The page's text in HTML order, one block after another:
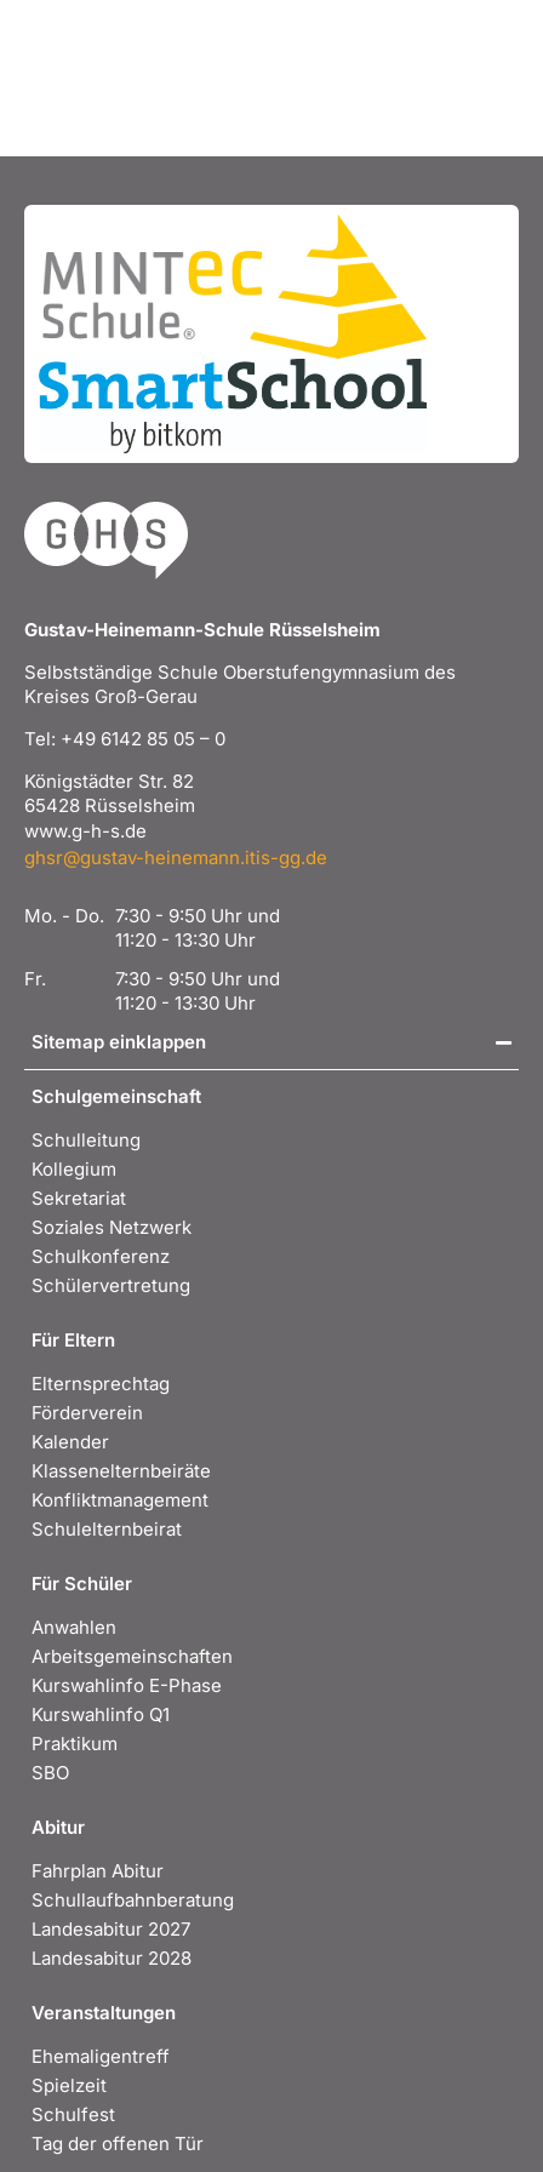
Gustav-Heinemann-Schule Rüsselsheim
Selbstständige Schule Oberstufengymnasium des
Kreises Groß-Gerau
Tel: +49 6142 85 05 – 0
Königstädter Str. 82
65428 Rüsselsheim
www.g-h-s.de
ghsr@gustav-heinemann.itis-gg.de
Mo. - Do. 7:30 - 9:50 Uhr und
11:20 - 13:30 Uhr
Fr.
7:30 - 9:50 Uhr und
11:20 - 13:30 Uhr
Sitemap einklappen
Schulgemeinschaft
Schulleitung
Kollegium
Sekretariat
Soziales Netzwerk
Schulkonferenz
Schülervertretung
Für Eltern
Elternsprechtag
Förderverein
Kalender
Klassenelternbeiräte
Konfliktmanagement
Schulelternbeirat
Für Schüler
Anwahlen
Arbeitsgemeinschaften
Kurswahlinfo E-Phase
Kurswahlinfo Q1
Praktikum
SBO
Abitur
Fahrplan Abitur
Schullaufbahnberatung
Landesabitur 2027
Landesabitur 2028
Veranstaltungen
Ehemaligentreff
Spielzeit
Schulfest
Tag der offenen Tür